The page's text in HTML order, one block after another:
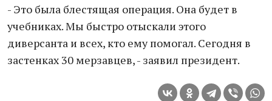
- Это была блестящая операция. Она будет в
учебниках. Мы быстро отыскали этого
диверсанта и всех, кто ему помогал. Сегодня в
застенках 30 мерзавцев, - заявил президент.